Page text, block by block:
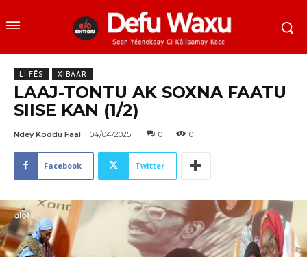
LI FËS XIBAAR
LAAJ-TONTU AK SOXNA FAATU
SIISE KAN (1/2)
Ndey Koddu Faal 04/04/2025 0 0
Facebook Twitter